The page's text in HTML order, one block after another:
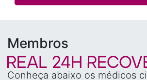
Membros
Conheça abaixo os médicos